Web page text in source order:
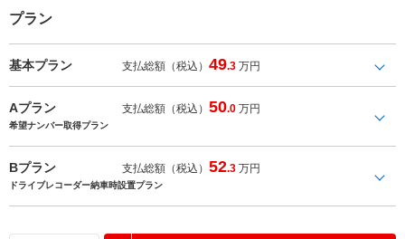
プラン
基本プラン 支払総額（税込）49.3 万円
Aプラン 支払総額（税込）50.0 万円
希望ナンバー取得プラン
Bプラン 支払総額（税込）52.3 万円
ドライブレコーダー納車時設置プラン